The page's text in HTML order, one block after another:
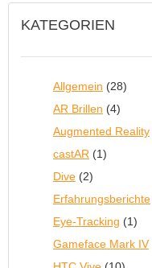
KATEGORIEN
Allgemein (28)
AR Brillen (4)
Augmented Reality
castAR (1)
Dive (2)
Erfahrungsberichte
Eye-Tracking (1)
Gameface Mark IV